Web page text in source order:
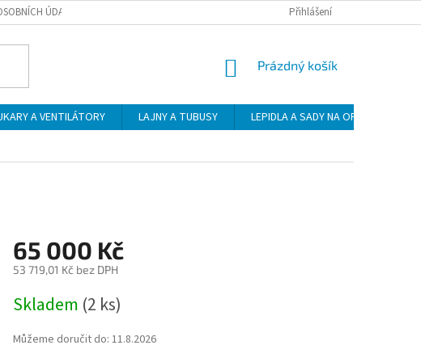
ÚDAJŮ ZÁSADY VRÁCENÍ ZBOŽÍ
Přihlášení
NÁKUPNÍ
Prázdný košík
A VENTILÁTORY LAJNY A TUBUSY LEPIDLA A SADY NA OPRAVU
65 000 Kč
53 719,01 Kč bez DPH
cena:
Skladem (2 ks)
Můžeme doručit do: 11.8.2026